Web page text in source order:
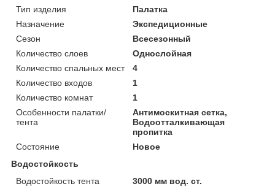
Тип изделия
Палатка
Назначение
Экспедиционные
Сезон
Всесезонный
Количество слоев
Однослойная
Количество спальных мест
4
Количество входов
1
Количество комнат
1
Особенности палатки/
тента
Антимоскитная сетка,
Водоотталкивающая
пропитка
Состояние
Новое
Водостойкость
Водостойкость тента
3000 мм вод. ст.